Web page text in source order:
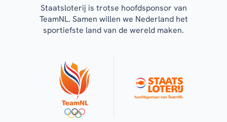
Staatsloterij is trotse hoofdsponsor van
TeamNL. Samen willen we Nederland het
sportiefste land van de wereld maken.